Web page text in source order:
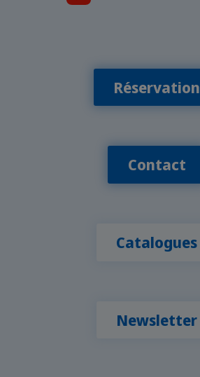
Réservation
Contact
Catalogues
Newsletter